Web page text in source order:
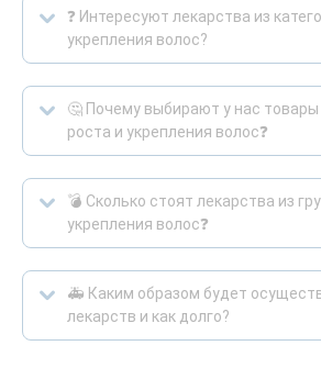
❓ Интересуют лекарства из
укрепления волос?
🤔 Почему выбирают у нас
роста и укрепления волос❓
💣 Сколько стоят лекарства из
укрепления волос❓
🚑 Каким образом будет
лекарств и как долго?